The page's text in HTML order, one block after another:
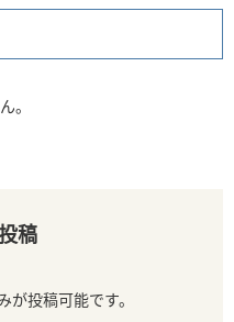
。
稿
投稿可能です。